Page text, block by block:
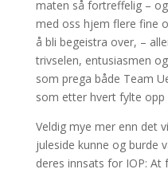
maten så fortreffelig –
med oss hjem flere fine
å bli begeistra over, –
trivselen, entusiasmen
som prega både Team
som etter hvert fylte
Veldig mye mer enn det
juleside kunne og burde
deres innsats for IOP: